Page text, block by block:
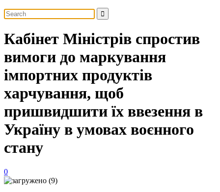
Кабінет Міністрів спростив
вимоги до маркування
імпортних продуктів
харчування, щоб
пришвидшити їх ввезення в
Україну в умовах воєнного
стану
0